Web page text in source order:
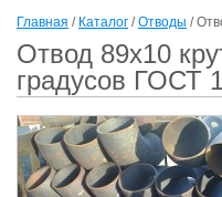
Главная / Каталог /Отводы /
Отвод 89х10
градусов ГОСТ